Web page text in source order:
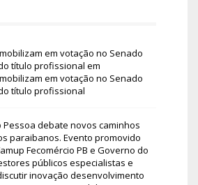
em votação no Senado
título profissional em
em votação no Senado
título profissional
Pessoa debate novos caminhos
paraibanos. Evento promovido
Fecomércio PB e Governo do
públicos especialistas e
inovação desenvolvimento